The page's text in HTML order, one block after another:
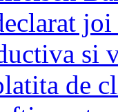
si
de